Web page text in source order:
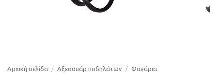
Αρχική σελίδα / Αξεσουάρ ποδηλάτων / Φανάρια